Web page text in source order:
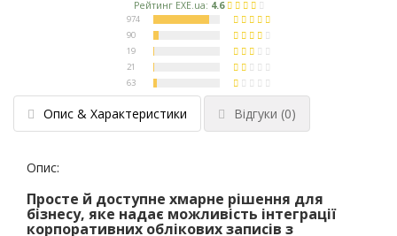
Опис & Характеристики Відгуки (0)
Опис:
Просте й доступне хмарне рішення для
бізнесу, яке надає можливість інтеграції
корпоративних облікових записів з